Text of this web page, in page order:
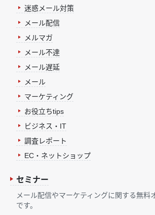
迷惑メール対策
メール配信
メルマガ
メール不達
メール遅延
メール
マーケティング
お役立ちtips
ビジネス・IT
調査レポート
EC・ネットショップ
セミナー
メール配信やマーケティングに関する無料
です。